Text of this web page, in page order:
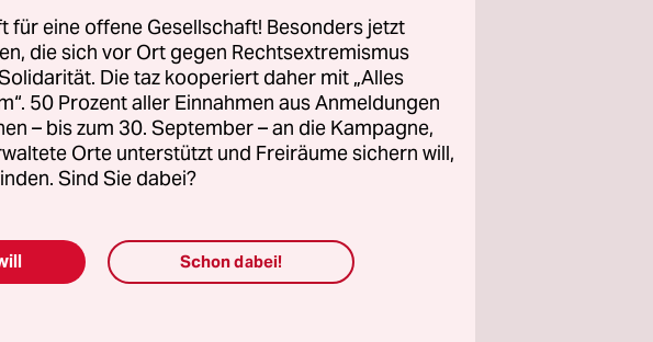
des neuen
der
akkreditiert (über 900!).
die „Berliner
ihrer Journaille
für eine offene Gesellschaft! Besonders jetzt
die sich vor Ort gegen Rechtsextremismus
Die taz kooperiert daher mit „Alles
50 Prozent aller Einnahmen aus Anmeldungen
– bis zum 30. September – an die Kampagne,
Orte unterstützt und Freiräume sichern will,
Sind Sie dabei?
Schon dabei!